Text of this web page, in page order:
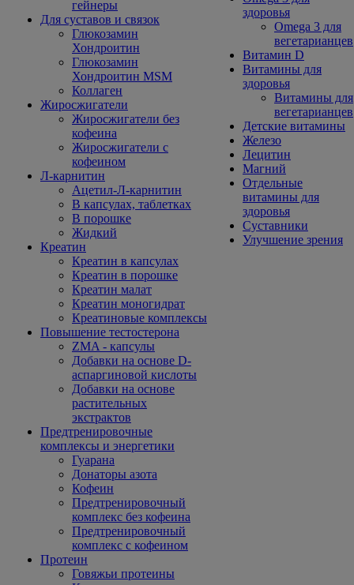
гейнеры
Для суставов и связок
Глюкозамин
Хондроитин
Глюкозамин
Хондроитин MSM
Коллаген
Жиросжигатели
Жиросжигатели без
кофеина
Жиросжигатели с
кофеином
Л-карнитин
Ацетил-Л-карнитин
В капсулах, таблетках
В порошке
Жидкий
Креатин
Креатин в капсулах
Креатин в порошке
Креатин малат
Креатин моногидрат
Креатиновые комплексы
Повышение тестостерона
ZMA - капсулы
Добавки на основе D-
аспаргиновой кислоты
Добавки на основе
растительных
экстрактов
Предтренировочные
комплексы и энергетики
Гуарана
Донаторы азота
Кофеин
Предтренировочный
комплекс без кофеина
Предтренировочный
комплекс с кофеином
Протеин
Говяжьи протеины
здоровья
Omega 3 для
вегетарианцев
Витамин D
Витамины для
здоровья
Витамины для
вегетарианцев
Детские витамины
Железо
Лецитин
Магний
Отдельные
витамины для
здоровья
Суставники
Улучшение зрения